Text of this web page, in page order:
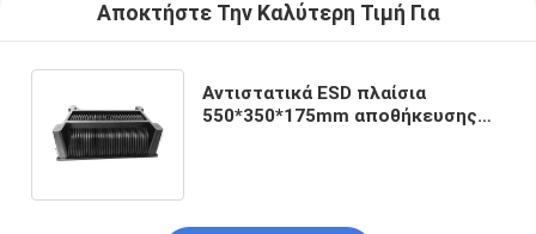
Αποκτήστε Την Καλύτερη Τιμή Για
Αντιστατικά ESD πλαίσια
550*350*175mm αποθήκευσης